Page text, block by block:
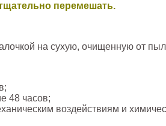
перемешать.
на сухую, очищенную от
48 часов;
воздействиям и